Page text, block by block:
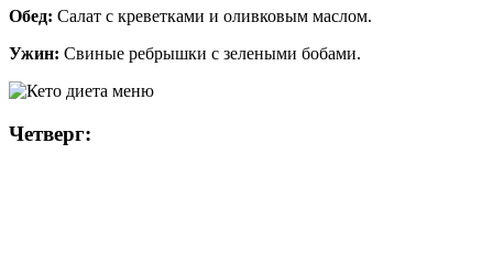
Обед: Салат с креветками и оливковым маслом.
Ужин: Свиные ребрышки с зелеными бобами.
Четверг: